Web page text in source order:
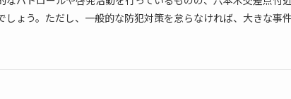
ょう。ただし、一般的な防犯対策を怠らなければ、大きな事